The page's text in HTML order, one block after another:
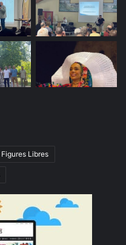
Figures Libres